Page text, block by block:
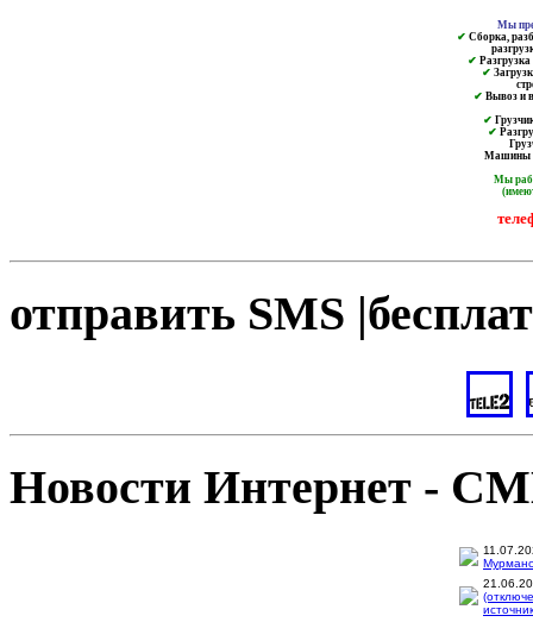
Мы
✔ Сборка,
✔ Разгрузка
✔
✔ Вывоз и
✔
✔
Машины
Мы
отправить SMS
Новости Интернет -